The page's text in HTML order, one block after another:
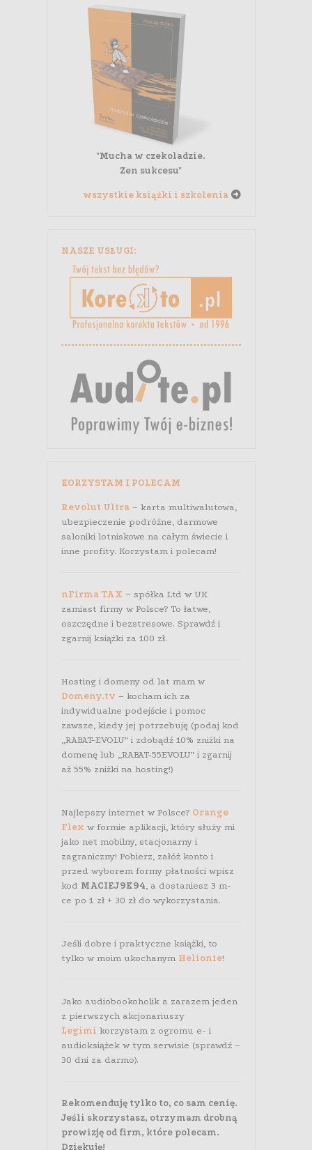
"Mucha w czekoladzie.
Zen sukcesu"
wszystkie książki i szkolenia
NASZE USŁUGI:
KORZYSTAM I POLECAM
Revolut Ultra– karta multiwalutowa,
ubezpieczenie podróżne, darmowe
saloniki lotniskowe na całym świecie i
inne profity. Korzystam i polecam!
nFirma TAX – spółka Ltd w UK
zamiast firmy w Polsce? To łatwe,
oszczędne i bezstresowe. Sprawdź i
zgarnij książki za 100 zł.
Hosting i domeny od lat mam w
Domeny.tv – kocham ich za
indywidualne podejście i pomoc
zawsze, kiedy jej potrzebuję (podaj kod
„RABAT-EVOLU” i zdobądź 10% zniżki na
domenę lub „RABAT-55EVOLU” i zgarnij
aż 55% zniżki na hosting!)
Najlepszy internet w Polsce? Orange
Flex w formie aplikacji, który służy mi
jako net mobilny, stacjonarny i
zagraniczny! Pobierz, załóż konto i
przed wyborem formy płatności wpisz
kod MACIEJ9K94, a dostaniesz 3 m-
ce po 1 zł + 30 zł do wykorzystania.
Jeśli dobre i praktyczne książki, to
tylko w moim ukochanym Helionie!
Jako audiobookoholik a zarazem jeden
z pierwszych akcjonariuszy
Legimi korzystam z ogromu e- i
audioksiążek w tym serwisie (sprawdź –
30 dni za darmo).
Rekomenduję tylko to, co sam cenię.
Jeśli skorzystasz, otrzymam drobną
prowizję od firm, które polecam.
Dziękuję!